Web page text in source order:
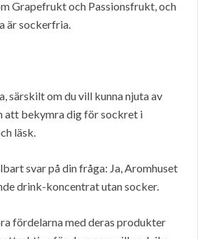
Grapefrukt och Passionsfrukt, och
är sockerfria.
särskilt om du vill kunna njuta av
att bekymra dig för sockret i
läsk.
svar på din fråga: Ja, Aromhuset
drink-koncentrat utan socker.
fördelarna med deras produkter